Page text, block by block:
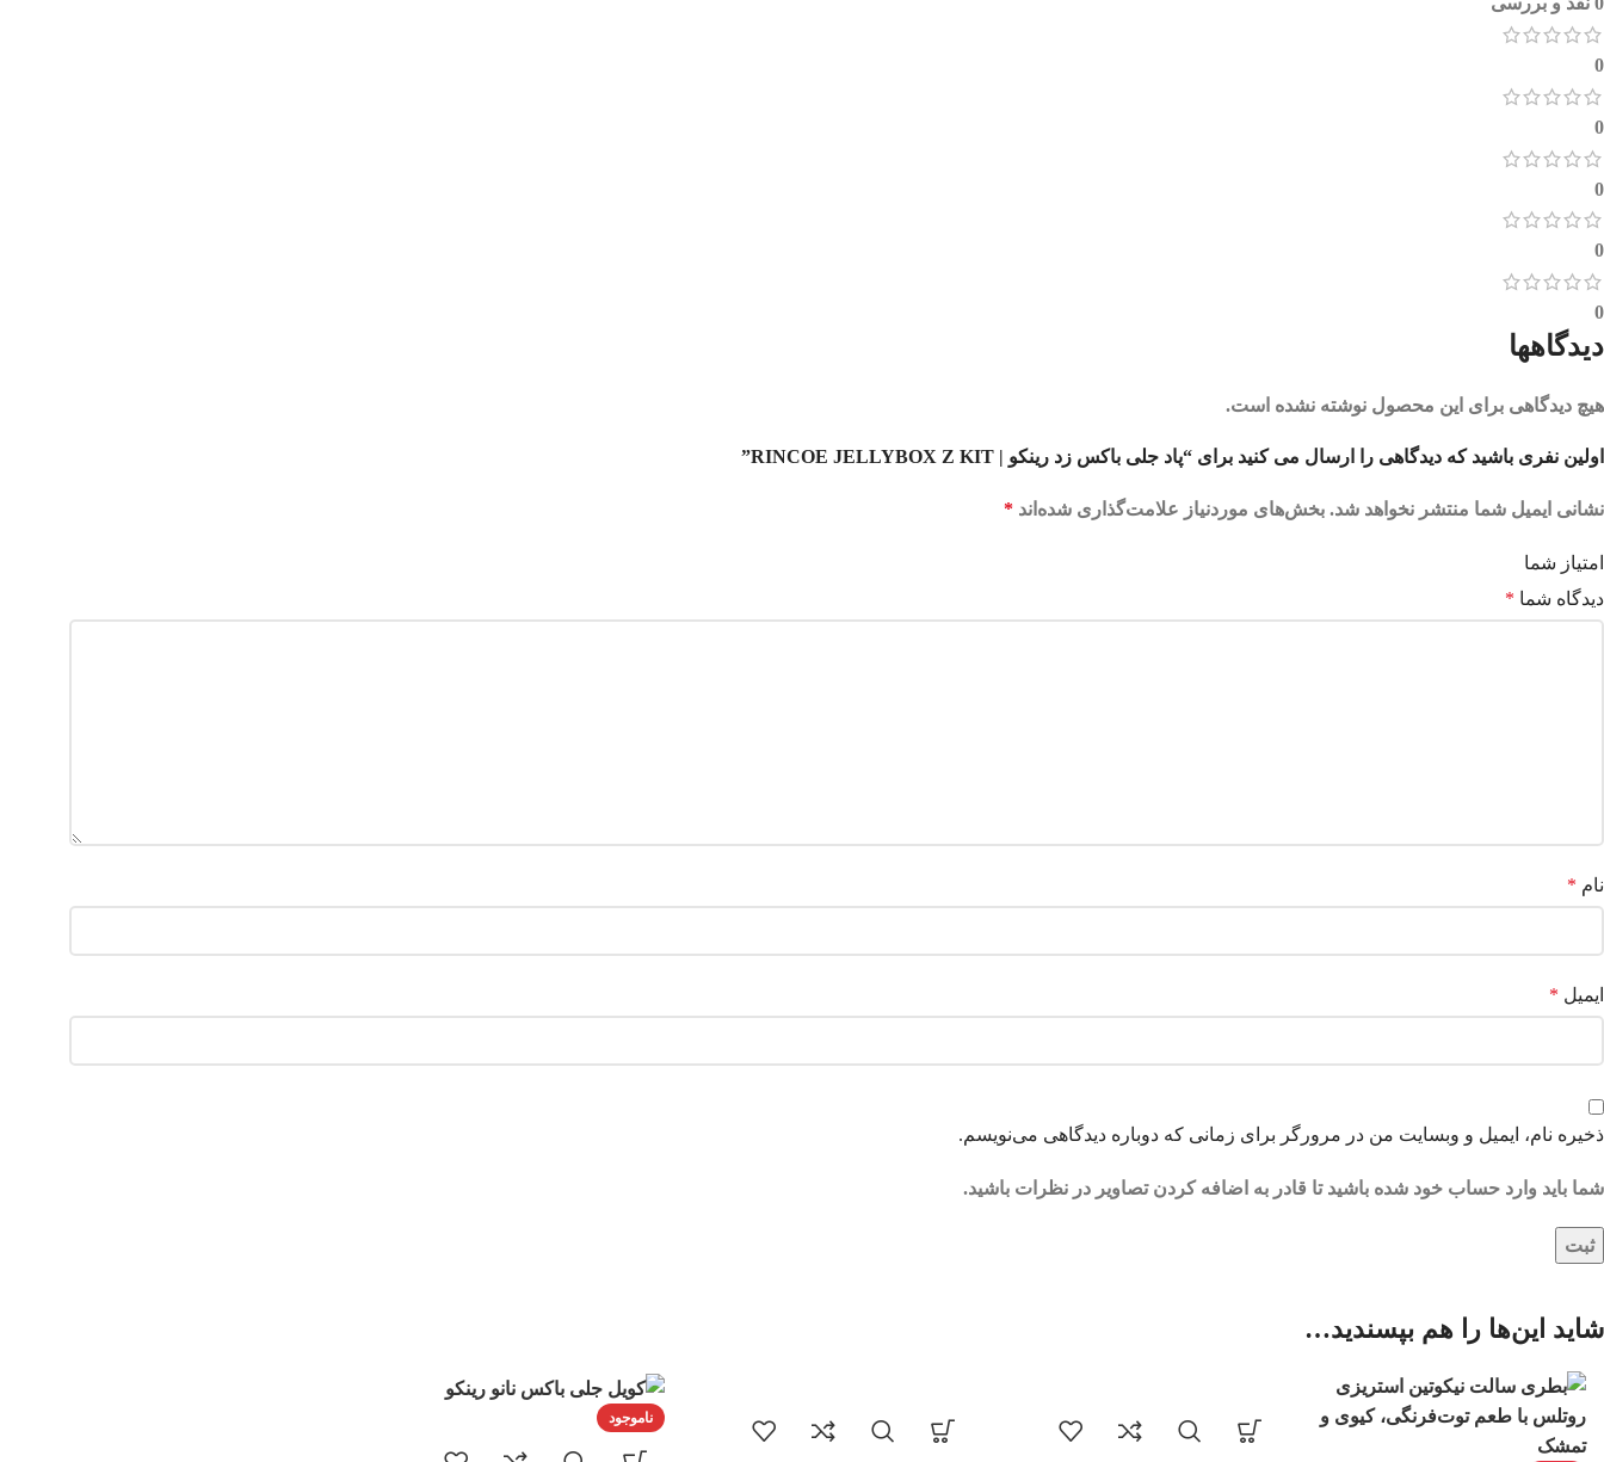
0
0
0
0
0
دیدگاهها
هیچ دیدگاهی برای این محصول نوشته نشده است.
اولین نفری باشید که دیدگاهی را ارسال می کنید برای “پاد جلی باکس زد رینکو | RINCOE JELLYBOX Z KIT”
نشانی ایمیل شما منتشر نخواهد شد. بخش‌های موردنیاز علامت‌گذاری شده‌اند *
امتیاز شما
دیدگاه شما *
نام *
ایمیل *
ذخیره نام، ایمیل و وبسایت من در مرورگر برای زمانی که دوباره دیدگاهی می‌نویسم.
شما باید وارد حساب خود شده باشید تا قادر به اضافه کردن تصاویر در نظرات باشید.
شاید این‌ها را هم بپسندید…
ناموجود